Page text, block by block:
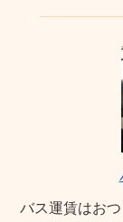
バス運賃はお